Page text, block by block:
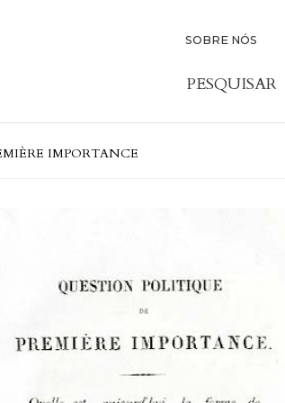
SOBRE NÓS
PESQUISAR
IMPORTANCE